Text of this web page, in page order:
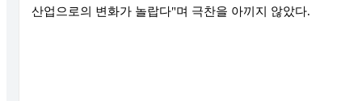
산업으로의 변화가 놀랍다"며 극찬을 아끼지 않았다.